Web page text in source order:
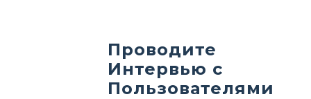
Проводите
Интервью с
Пользователями